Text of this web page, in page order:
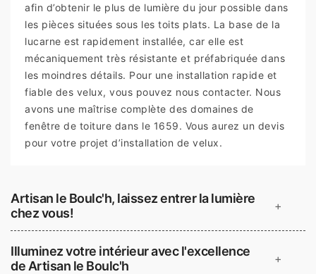
afin d’obtenir le plus de lumière du jour possible dans
les pièces situées sous les toits plats. La base de la
lucarne est rapidement installée, car elle est
mécaniquement très résistante et préfabriquée dans
les moindres détails. Pour une installation rapide et
fiable des velux, vous pouvez nous contacter. Nous
avons une maîtrise complète des domaines de
fenêtre de toiture dans le 1659. Vous aurez un devis
pour votre projet d’installation de velux.
Artisan le Boulc'h, laissez entrer la lumière
chez vous!
+
Illuminez votre intérieur avec l'excellence
de Artisan le Boulc'h
+